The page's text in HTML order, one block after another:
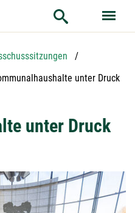
Seite: unter Druck
unter Druck